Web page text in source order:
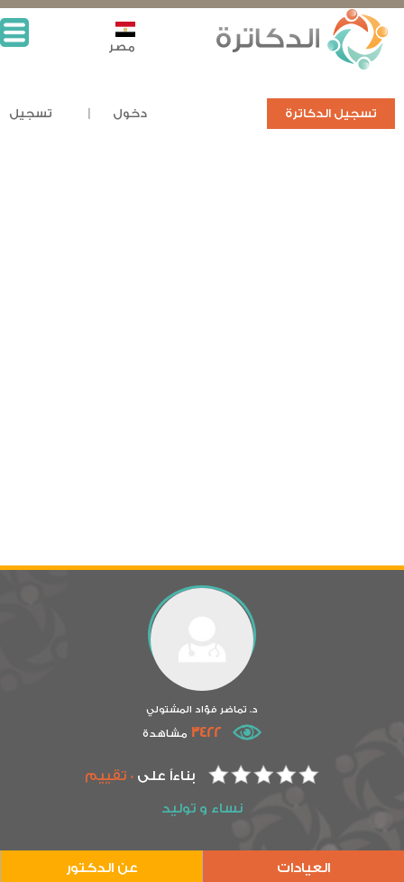
تسجيل الدكاترة دخول تسجيل
مصر
د. تماضر فؤاد المشتولي
3422 مشاهدة
بناءاً على 0 تقييم
نساء و توليد
العيادات عن الدكتور